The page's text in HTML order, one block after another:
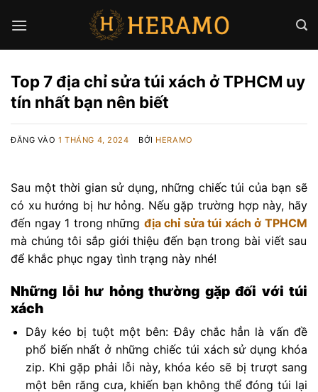
qua
Top 7 địa chỉ sửa túi xách ở TPHCM uy
tín nhất bạn nên biết
ĐĂNG VÀO1 THÁNG 4, 2024 BỞI HERAMO
Sau một thời gian sử dụng, những chiếc túi của bạn sẽ
có xu hướng bị hư hỏng. Nếu gặp trường hợp này, hãy
đến ngay 1 trong những địa chỉ sửa túi xách ở TPHCM
mà chúng tôi sắp giới thiệu đến bạn trong bài viết sau
để khắc phục ngay tình trạng này nhé!
Những lỗi hư hỏng thường gặp đối với túi
xách
Dây kéo bị tuột một bên: Đây chắc hẳn là vấn đề
phổ biến nhất ở những chiếc túi xách sử dụng khóa
zip. Khi gặp phải lỗi này, khóa kéo sẽ bị trượt sang
một bên răng cưa, khiến bạn không thể đóng túi lại